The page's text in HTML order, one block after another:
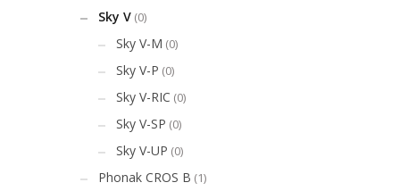
Sky V (0)
Sky V-M (0)
Sky V-P (0)
Sky V-RIC (0)
Sky V-SP (0)
Sky V-UP (0)
Phonak CROS B (1)